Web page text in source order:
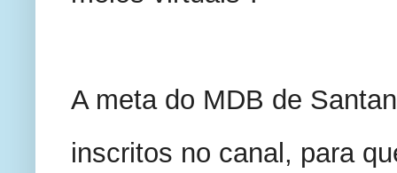
A meta do MDB de
inscritos no canal, para